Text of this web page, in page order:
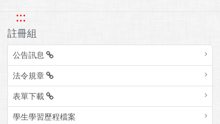
:::
註冊組
公告訊息
法令規章
表單下載
學生學習歷程檔案